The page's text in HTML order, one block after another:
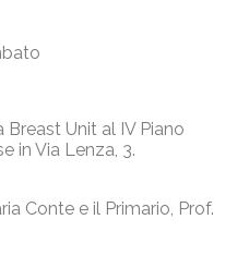
Unit al IV Piano
in Via Lenza, 3.
Conte e il Primario, Prof.